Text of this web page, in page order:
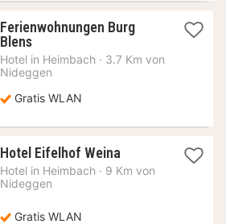
Ferienwohnungen Burg
Blens1
Nacht
ab
73,83
€
Hotel in Heimbach · 3.7 Km von
Nideggen
Gratis WLAN
Hotel Eifelhof Weina1
Nacht
Hotel in Heimbach · 9 Km von
Nideggen
Gratis WLAN